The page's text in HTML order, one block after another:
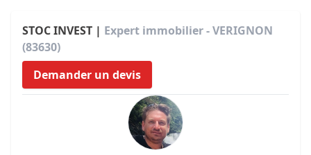
STOC INVEST | Expert immobilier - VERIGNON
(83630)
Demander un devis